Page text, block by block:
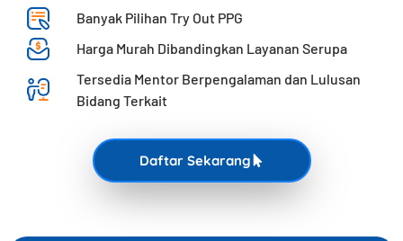
Banyak Pilihan Try Out PPG
Harga Murah Dibandingkan Layanan Serupa
Tersedia Mentor Berpengalaman dan Lulusan
Bidang Terkait
Daftar Sekarang